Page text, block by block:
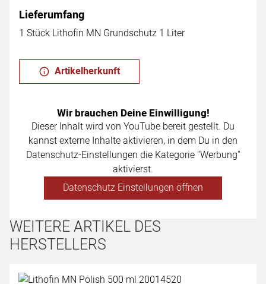
Lieferumfang
1 Stück Lithofin MN Grundschutz 1 Liter
Artikelherkunft
Wir brauchen Deine Einwilligung!
Dieser Inhalt wird von YouTube bereit gestellt. Du
kannst externe Inhalte aktivieren, in dem Du in den
Datenschutz-Einstellungen die Kategorie "Werbung"
aktivierst.
Datenschutz Einstellungen öffnen
WEITERE ARTIKEL DES
HERSTELLERS
Artikel überspringen